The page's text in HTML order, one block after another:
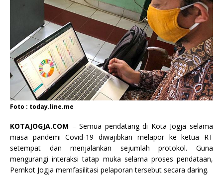
Foto : today.line.me
KOTAJOGJA.COM – Semua pendatang di Kota Jogja selama
masa pandemi Covid-19 diwajibkan melapor ke ketua RT
setempat dan menjalankan sejumlah protokol. Guna
mengurangi interaksi tatap muka selama proses pendataan,
Pemkot Jogja memfasilitasi pelaporan tersebut secara daring.